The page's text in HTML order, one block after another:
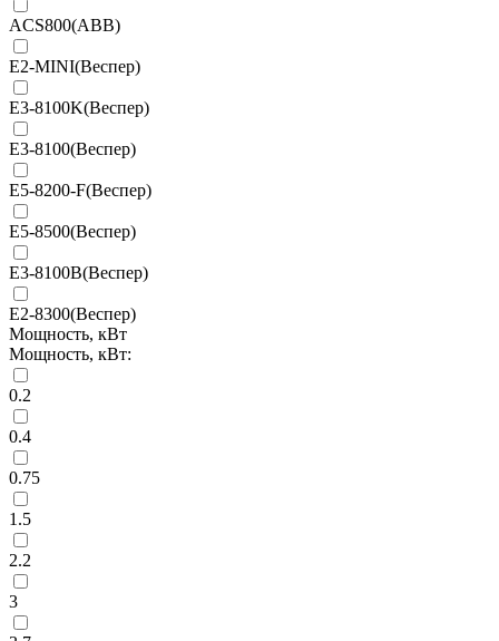
ACS800(ABB)
E2-MINI(Веспер)
E3-8100K(Веспер)
E3-8100(Веспер)
E5-8200-F(Веспер)
E5-8500(Веспер)
E3-8100В(Веспер)
E2-8300(Веспер)
Мощность, кВт
Мощность, кВт:
0.2
0.4
0.75
1.5
2.2
3